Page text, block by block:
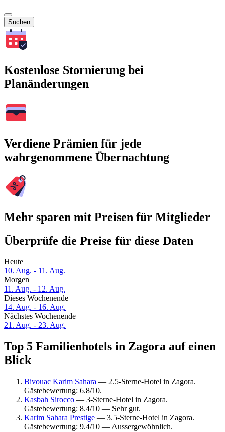
Suchen
Kostenlose Stornierung bei
Planänderungen
Verdiene Prämien für jede
wahrgenommene Übernachtung
Mehr sparen mit Preisen für Mitglieder
Überprüfe die Preise für diese Daten
Heute
10. Aug. - 11. Aug.
Morgen
11. Aug. - 12. Aug.
Dieses Wochenende
14. Aug. - 16. Aug.
Nächstes Wochenende
21. Aug. - 23. Aug.
Top 5 Familienhotels in Zagora auf einen
Blick
Bivouac Karim Sahara — 2.5-Sterne-Hotel in Zagora.
Gästebewertung: 6.8/10.
Kasbah Sirocco — 3-Sterne-Hotel in Zagora.
Gästebewertung: 8.4/10 — Sehr gut.
Karim Sahara Prestige — 3.5-Sterne-Hotel in Zagora.
Gästebewertung: 9.4/10 — Aussergewöhnlich.